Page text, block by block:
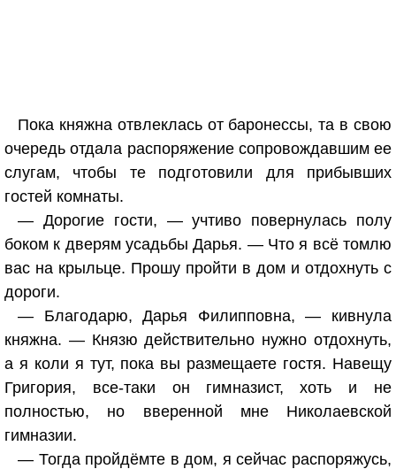
Пока княжна отвлеклась от баронессы, та в свою
очередь отдала распоряжение сопровождавшим ее
слугам, чтобы те подготовили для прибывших
гостей комнаты.
— Дорогие гости, — учтиво повернулась полу
боком к дверям усадьбы Дарья. — Что я всё томлю
вас на крыльце. Прошу пройти в дом и отдохнуть с
дороги.
— Благодарю, Дарья Филипповна, — кивнула
княжна. — Князю действительно нужно отдохнуть,
а я коли я тут, пока вы размещаете гостя. Навещу
Григория, все-таки он гимназист, хоть и не
полностью, но вверенной мне Николаевской
гимназии.
— Тогда пройдёмте в дом, я сейчас распоряжусь,